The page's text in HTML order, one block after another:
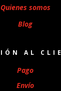
Quienes somos
Blog
AL
Pago
Envío